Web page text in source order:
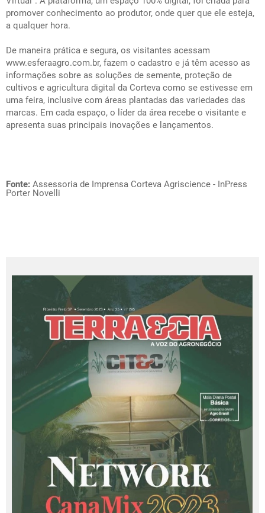
promover conhecimento ao produtor, onde quer que ele esteja,
a qualquer hora.
De maneira prática e segura, os visitantes acessam
www.esferaagro.com.br, fazem o cadastro e já têm acesso as
informações sobre as soluções de semente, proteção de
cultivos e agricultura digital da Corteva como se estivesse em
uma feira, inclusive com áreas plantadas das variedades das
marcas. Em cada espaço, o líder da área recebe o visitante e
apresenta suas principais inovações e lançamentos.
Fonte: Assessoria de Imprensa Corteva Agriscience - InPress
Porter Novelli